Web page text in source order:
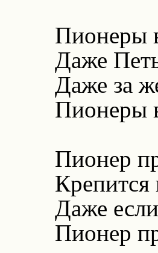
Пионеры
Даже
Даже за
Пионеры
Пионер
Крепится
Даже
Пионер